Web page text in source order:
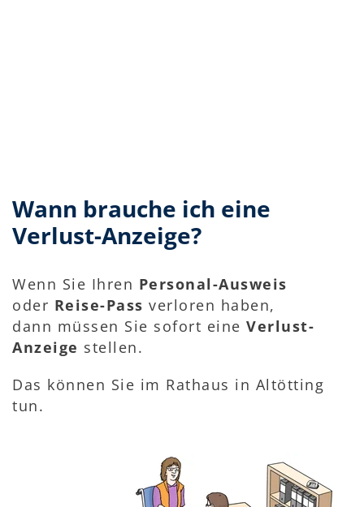
Wann brauche ich eine
Verlust-Anzeige?
Wenn Sie Ihren Personal-Ausweis
oder Reise-Pass verloren haben,
dann müssen Sie sofort eine Verlust-
Anzeige stellen.
Das können Sie im Rathaus in Altötting
tun.